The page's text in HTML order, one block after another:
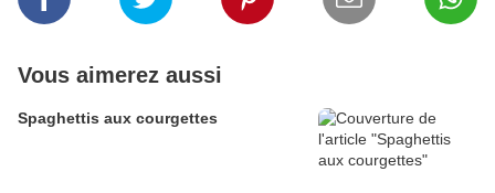
Vous aimerez aussi
Spaghettis aux courgettes